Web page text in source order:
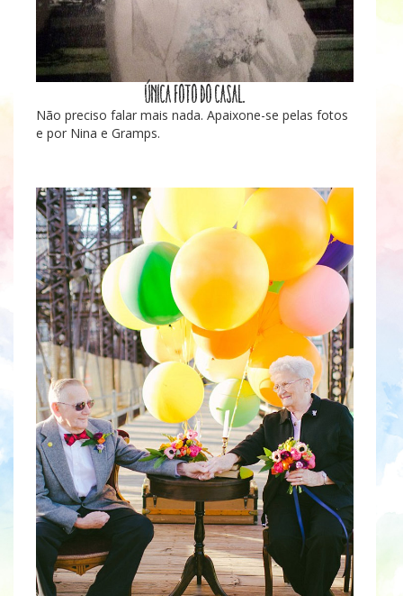
ÚNICA FOTO DO CASAL.
Não preciso falar mais nada. Apaixone-se pelas fotos
e por Nina e Gramps.